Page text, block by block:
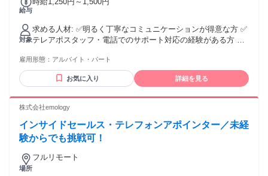
クリプトの改善、 ナレッジ共有の経験がある方！ ⏩数値や状
きな方！ ･━━･･━━･･━━･･━━･･━━
╭━━━━━━━━━━━━╮ 活躍中のスタッフの声
╰━━━ｖ━━━━━━━━╯ ◆入社1年半（30代後半・女
性） 前職は不動産営業の仕事をしていました。 主人の転勤を
いと思い 完全在宅勤務のこちらに応募しました。 近隣では希
望する仕事が少ない中、 地方に住みながら営業経験を活かし
て 高時給の仕事に挑戦できる点に とても魅力を感じました。
最初はITの知識もほとんどなく、 在宅で成果を出せるか不安
もありましたが、 マネージャーのフィードバックを受けなが
ら 着実にスキルを磨くことができました。 ママになってから
も 完全在宅で1日7時間勤務もできるので、 子どもの保育園の
お迎えにも間に合い、 家庭と両立しながら働けています。 業
務に慣れてからは、 複数社の営業代行を支援したり、 プロジ
給与
対象
求める人材: ✅明るく丁寧なコミュニケーションが得意な方 ✅
テレアポスタッフ・電話でのサポート対応の経験がある方 ※
断し、本採用とならない場合があります。 ※業務遂行が困難
と判断された場合、試用期間中に契約を終了する場合があり
雇用形態： アルバイト・パート
お気に入り 詳細を見る
株式会社emology
インサイドセールス・テレフォンアポインター／未経
験からでも挑戦可！
場所
フルリモート